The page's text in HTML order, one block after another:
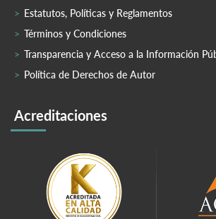
Estatutos, Políticas y Reglamentos
Términos y Condiciones
Transparencia y Acceso a la Información
Política de Derechos de Autor
Acreditaciones